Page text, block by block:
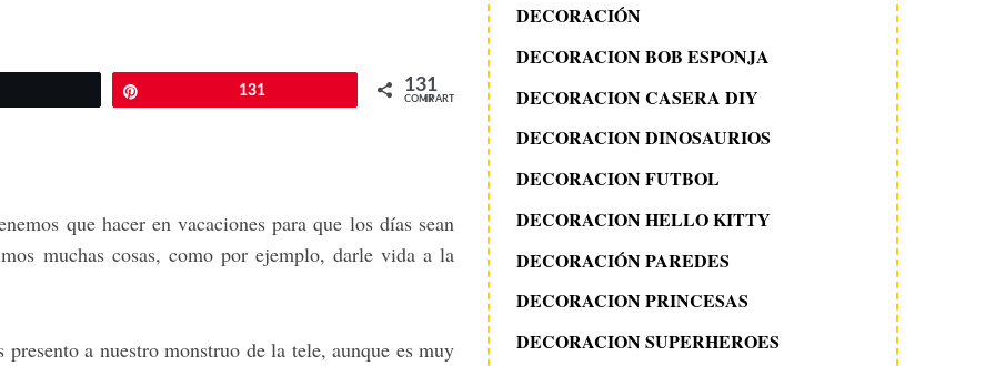
131 131
COMPARTIR
que hacer en vacaciones para que los días sean
muchas cosas, como por ejemplo, darle vida a la
a nuestro monstruo de la tele, aunque es muy
DECORACIÓN
DECORACION BOB ESPONJA
DECORACION CASERA DIY
DECORACION DINOSAURIOS
DECORACION FUTBOL
DECORACION HELLO KITTY
DECORACIÓN PAREDES
DECORACION PRINCESAS
DECORACION SUPERHEROES